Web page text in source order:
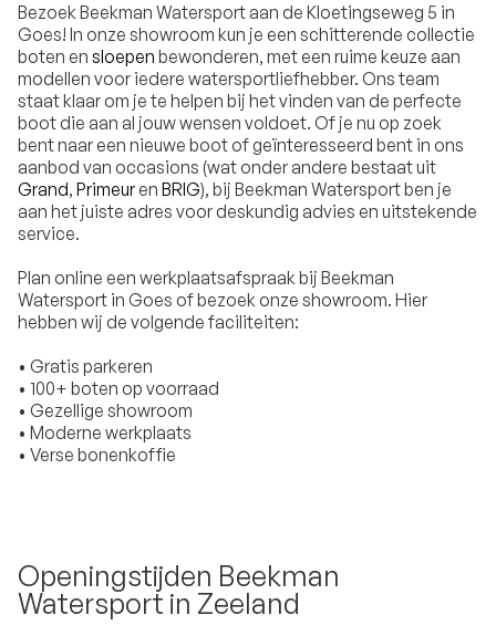
Bezoek Beekman Watersport aan de Kloetingseweg 5 in
Goes! In onze showroom kun je een schitterende collectie
boten en sloepen bewonderen, met een ruime keuze aan
modellen voor iedere watersportliefhebber. Ons team
staat klaar om je te helpen bij het vinden van de perfecte
boot die aan al jouw wensen voldoet. Of je nu op zoek
bent naar een nieuwe boot of geïnteresseerd bent in ons
aanbod van occasions (wat onder andere bestaat uit
Grand, Primeuren BRIG), bij Beekman Watersport ben je
aan het juiste adres voor deskundig advies en uitstekende
service.
Plan online een werkplaatsafspraak bij Beekman
Watersport in Goes of bezoek onze showroom. Hier
hebben wij de volgende faciliteiten:
• Gratis parkeren
• 100+ boten op voorraad
• Gezellige showroom
• Moderne werkplaats
• Verse bonenkoffie
Openingstijden Beekman
Watersport in Zeeland